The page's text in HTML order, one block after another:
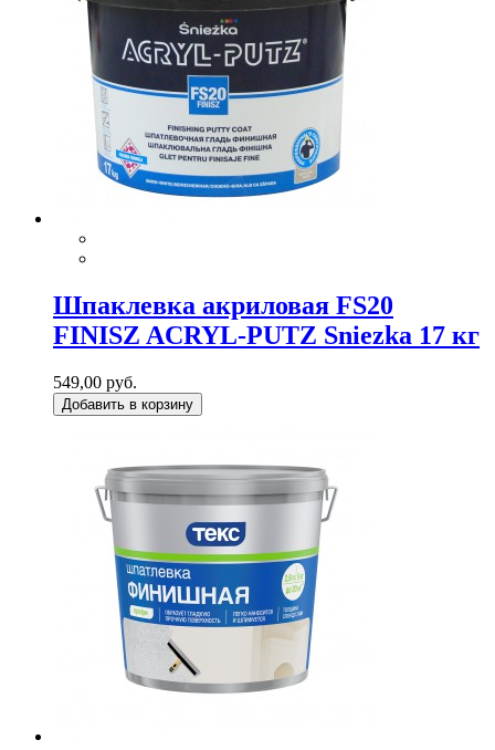
Шпаклевка акриловая FS20
FINISZ ACRYL-PUTZ Sniezka 17 кг
549,00 руб.
Добавить в корзину